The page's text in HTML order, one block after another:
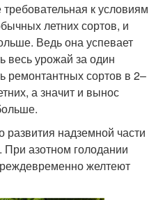
к условиям
летних сортов, и
Ведь она успевает
весь урожай за один
ремонтантных сортов в 2–
а значит и вынос
развития надземной части
При азотном голодании
желтеют